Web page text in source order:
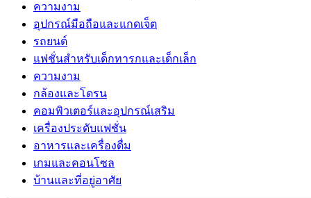
ความงาม
อุปกรณ์มือถือและแกดเจ็ต
รถยนต์
แฟชั่นสำหรับเด็กทารกและเด็กเล็ก
ความงาม
กล้องและโดรน
คอมพิวเตอร์และอุปกรณ์เสริม
เครื่องประดับแฟชั่น
อาหารและเครื่องดื่ม
เกมและคอนโซล
บ้านและที่อยู่อาศัย